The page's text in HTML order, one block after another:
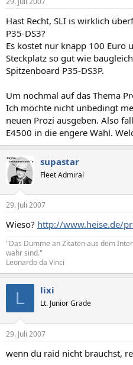
Hast Recht, SLI is wirklich
P35-DS3?
Es kostet nur knapp 100 Euro
Steckplatz so gut wie
Spitzenboard P35-DS3P.
Um nochmal auf das Thema
Ich möchte nicht unbedingt
neuen Prozi ausgeben. Also
E4500 in die engere Wahl.
supastar
Fleet Admiral
29. Juli 2007
Wieso? http://www.heise.de/
"Das Dumme an Zitaten aus dem
wahr sind."
Leonardo da Vinci
L lixi
Lt. Junior Grade
29. Juli 2007
wenn du raid nicht brauchst,